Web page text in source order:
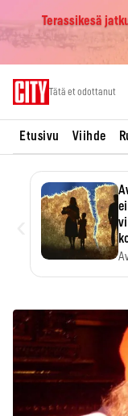
Terassikesä
Tätä et odottanut
Etusivu Viihde